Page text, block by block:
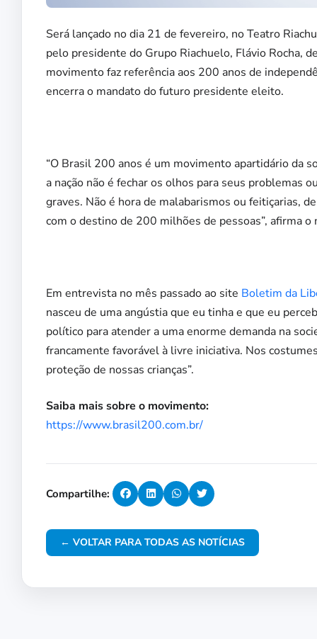
Será lançado no dia 21 de fevereiro, no Teatro
pelo presidente do Grupo Riachuelo, Flávio Rocha,
movimento faz referência aos 200 anos de
encerra o mandato do futuro presidente eleito.
“O Brasil 200 anos é um movimento apartidário da
a nação não é fechar os olhos para seus problemas
graves. Não é hora de malabarismos ou feitiçarias,
com o destino de 200 milhões de pessoas”, afirma o
Em entrevista no mês passado ao site Boletim da
nasceu de uma angústia que eu tinha e que eu
político para atender a uma enorme demanda na
francamente favorável à livre iniciativa. Nos
proteção de nossas crianças”.
Saiba mais sobre o movimento:
https://www.brasil200.com.br/
Compartilhe:
← VOLTAR PARA TODAS AS NOTÍCIAS